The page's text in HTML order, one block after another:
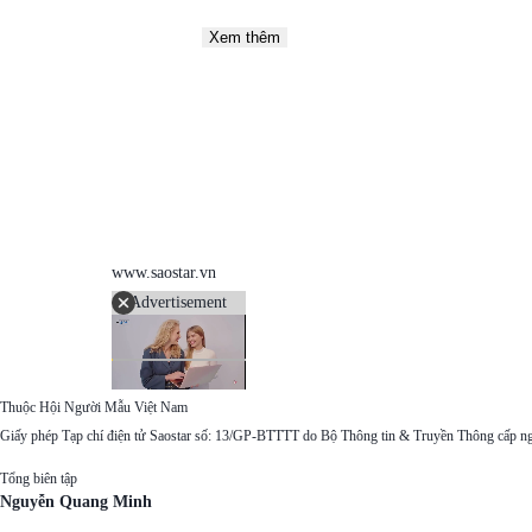
Xem thêm
www.saostar.vn
Advertisement
Thuộc Hội Người Mẫu Việt Nam
Giấy phép Tạp chí điện tử Saostar số: 13/GP-BTTTT do Bộ Thông tin & Truyền Thông cấp
Tổng biên tập
Nguyễn Quang Minh